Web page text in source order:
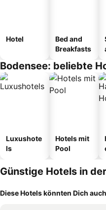
Hotel
Bed and
Breakfasts
Bodensee: beliebte
Luxushote
ls
Hotels mit
Pool
Günstige Hotels in
Diese Hotels könnten Dich